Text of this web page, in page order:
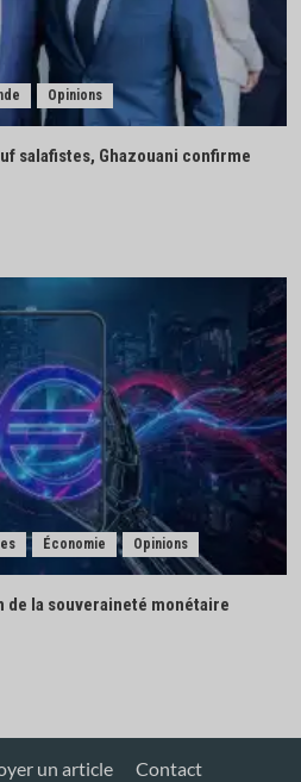
Opinions
salafistes, Ghazouani confirme
Économie Opinions
de la souveraineté monétaire
un article Contact